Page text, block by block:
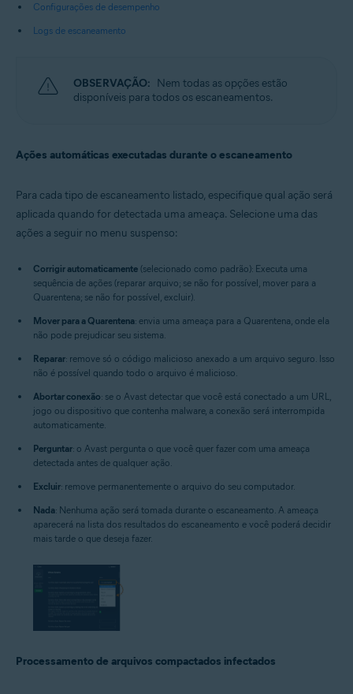
Configurações de desempenho
Logs de escaneamento
OBSERVAÇÃO: Nem todas as opções estão
disponíveis para todos os escaneamentos.
Ações automáticas executadas durante o escaneamento
Para cada tipo de escaneamento listado, especifique qual ação será
aplicada quando for detectada uma ameaça. Selecione uma das
ações a seguir no menu suspenso:
Corrigir automaticamente (selecionado como padrão): Executa uma
sequência de ações (reparar arquivo; se não for possível, mover para a
Quarentena; se não for possível, excluir).
Mover para a Quarentena: envia uma ameaça para a Quarentena, onde ela
não pode prejudicar seu sistema.
Reparar: remove só o código malicioso anexado a um arquivo seguro. Isso
não é possível quando todo o arquivo é malicioso.
Abortar conexão: se o Avast detectar que você está conectado a um URL,
jogo ou dispositivo que contenha malware, a conexão será interrompida
automaticamente.
Perguntar: o Avast pergunta o que você quer fazer com uma ameaça
detectada antes de qualquer ação.
Excluir: remove permanentemente o arquivo do seu computador.
Nada: Nenhuma ação será tomada durante o escaneamento. A ameaça
aparecerá na lista dos resultados do escaneamento e você poderá decidir
mais tarde o que deseja fazer.
Processamento de arquivos compactados infectados